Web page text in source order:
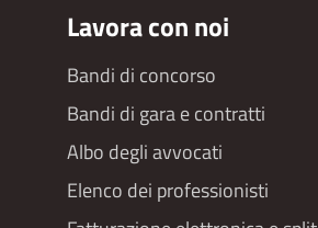
Lavora con noi
Bandi di concorso
Bandi di gara e contratti
Albo degli avvocati
Elenco dei professionisti